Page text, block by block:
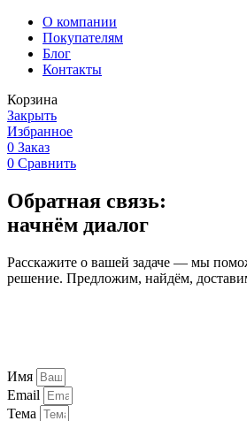
О компании
Покупателям
Блог
Контакты
Корзина
Закрыть
Избранное
0 Заказ
0 Сравнить
Обратная связь:
начнём диалог
Расскажите о вашей задаче — мы
решение. Предложим, найдём,
Имя
Email
Тема